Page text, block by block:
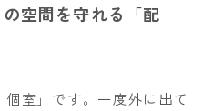
空間を守れる「配
室」です。一度外に出て